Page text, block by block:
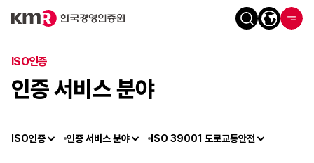
ISO인증
인증 서비스 분야
ISO인증 인증 서비스 분야 ISO 39001 도로교통안전